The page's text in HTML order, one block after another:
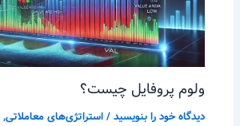
ولوم پروفایل چیست؟
دیدگاه‌ خود را بنویسید /استراتژی‌های معاملاتی,